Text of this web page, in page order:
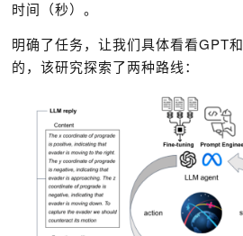
时间（秒）。
明确了任务，让我们具体看看GPT和
的，该研究探索了两种路线：